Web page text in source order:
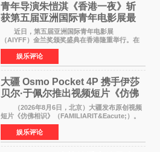
青年导演朱愷淇《香港一夜》斩
获第五届亚洲国际青年电影展最
佳剧本改编奖
近日，第五届亚洲国际青年电影展
（AIYFF）金兰奖颁奖盛典在香港隆重举行。在
这场汇聚数百位海内外电影人、文化界人士及媒
体代表的亚洲青年影视盛会上，香港本土电影
《香港一夜》（Dawn in Ho
娱乐评论
大疆 Osmo Pocket 4P 携手伊莎
贝尔·于佩尔推出视频短片《仿佛
相识》
（2026年8月6日，北京）大疆发布原创视频
短片《仿佛相识》（FAMILIARIT&Eacute;）。
视频短片由戛纳国际电影节最佳女演员伊莎贝尔·
于佩尔（Isabelle Huppert）主演，全程使用大
疆首款双主摄口
娱乐评论